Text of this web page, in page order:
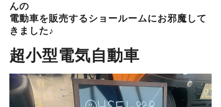
んの
電動車を販売するショールームにお邪魔して
きました♪
超小型電気自動車